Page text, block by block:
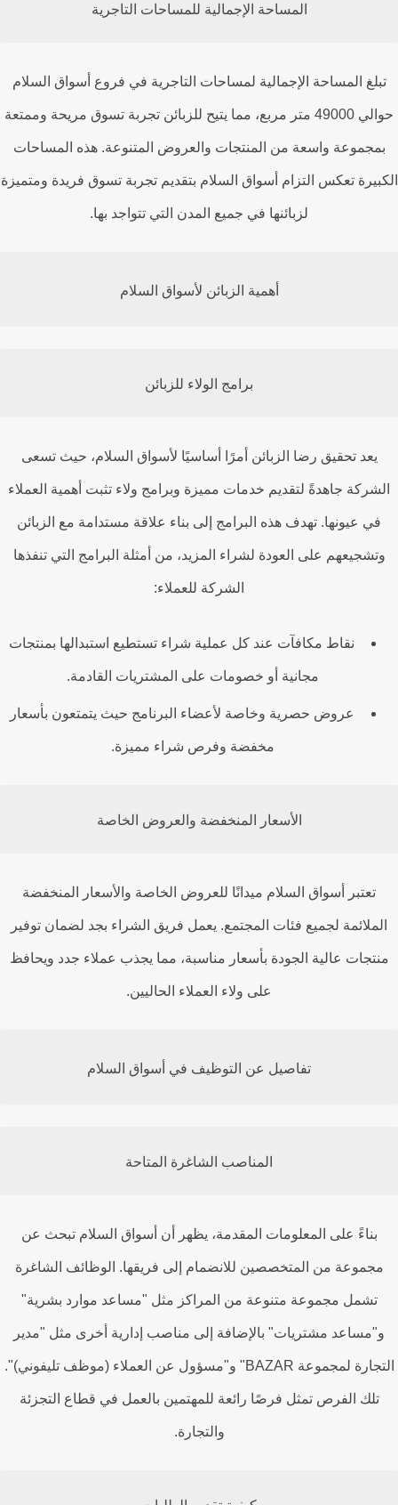
المساحة الإجمالية للمساحات التاجرية
المساحة الإجمالية لمساحات التاجرية في فروع أسواق السلام
حوالي 49000 متر مربع، مما يتيح للزبائن تجربة تسوق مريحة وممتعة
واسعة من المنتجات والعروض المتنوعة. هذه المساحات
تعكس التزام أسواق السلام بتقديم تجربة تسوق فريدة ومتميزة
لزبائنها في جميع المدن التي تتواجد بها.
أهمية الزبائن لأسواق السلام
برامج الولاء للزبائن
يعد تحقيق رضا الزبائن أمرًا أساسيًا لأسواق السلام، حيث تسعى
جاهدةً لتقديم خدمات مميزة وبرامج ولاء تثبت أهمية العملاء
في عيونها. تهدف هذه البرامج إلى بناء علاقة مستدامة مع الزبائن
على العودة لشراء المزيد، من أمثلة البرامج التي تنفذها
الشركة للعملاء:
نقاط مكافآت عند كل عملية شراء تستطيع استبدالها بمنتجات
مجانية أو خصومات على المشتريات القادمة.
عروض حصرية وخاصة لأعضاء البرنامج حيث يتمتعون بأسعار
مخفضة وفرص شراء مميزة.
الأسعار المنخفضة والعروض الخاصة
تعتبر أسواق السلام ميدانًا للعروض الخاصة والأسعار المنخفضة
لجميع فئات المجتمع. يعمل فريق الشراء بجد لضمان توفير
عالية الجودة بأسعار مناسبة، مما يجذب عملاء جدد ويحافظ
على ولاء العملاء الحاليين.
تفاصيل عن التوظيف في أسواق السلام
المناصب الشاغرة المتاحة
بناءً على المعلومات المقدمة، يظهر أن أسواق السلام تبحث عن
من المتخصصين للانضمام إلى فريقها. الوظائف الشاغرة
تشمل مجموعة متنوعة من المراكز مثل "مساعد موارد بشرية"
مشتريات" بالإضافة إلى مناصب إدارية أخرى مثل "مدير
التجارة لمجموعة BAZAR" و"مسؤول عن العملاء (موظف تليفوني)".
تلك الفرص تمثل فرصًا رائعة للمهتمين بالعمل في قطاع التجزئة
والتجارة.